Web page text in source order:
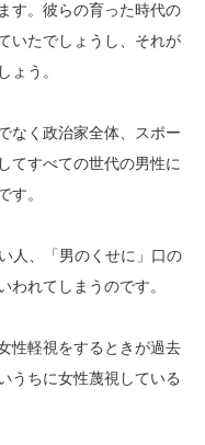
す。彼らの育った時代の
いたでしょうし、それが
ょう。
なく政治家全体、スポー
てすべての世代の男性に
す。
人、「男のくせに」口の
われてしまうのです。
性軽視をするときが過去
うちに女性蔑視している